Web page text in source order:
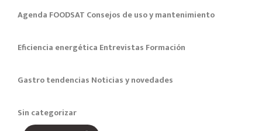
Agenda FOODSAT Consejos de uso y mantenimiento
Eficiencia energética Entrevistas Formación
Gastro tendencias Noticias y novedades
Sin categorizar